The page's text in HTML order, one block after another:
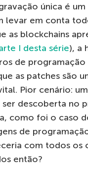
única é
levar em conta
as blockchains
I desta série), a
de
as patches são
Pior cenário:
descoberta no
como foi o caso
de
com todos os
então?